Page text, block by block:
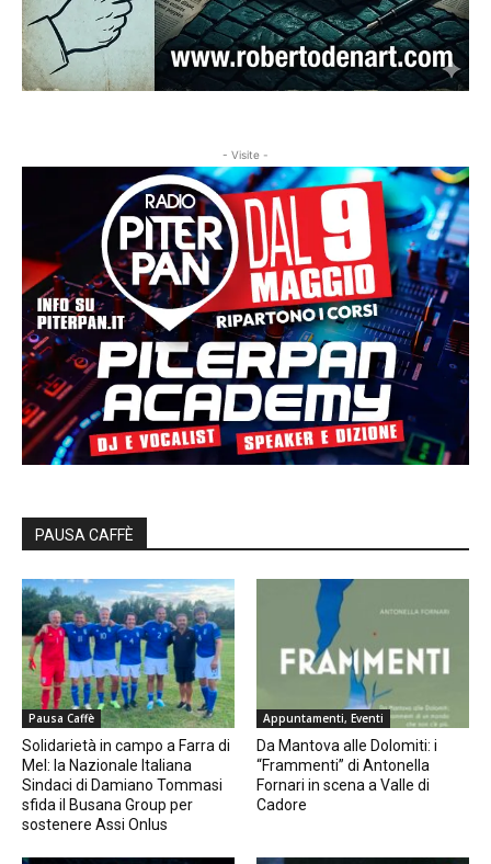
- Visite -
PAUSA CAFFÈ
Pausa Caffè
Solidarietà in campo a Farra di
Mel: la Nazionale Italiana
Sindaci di Damiano Tommasi
sfida il Busana Group per
sostenere Assi Onlus
Appuntamenti, Eventi
Da Mantova alle Dolomiti: i
“Frammenti” di Antonella
Fornari in scena a Valle di
Cadore